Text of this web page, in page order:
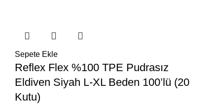
Sepete Ekle
Reflex Flex %100 TPE Pudrasız
Eldiven Siyah L-XL Beden 100’lü (20
Kutu)